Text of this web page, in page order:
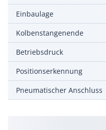
Einbaulage
Kolbenstangenende
Betriebsdruck
Positionserkennung
Pneumatischer Anschluss